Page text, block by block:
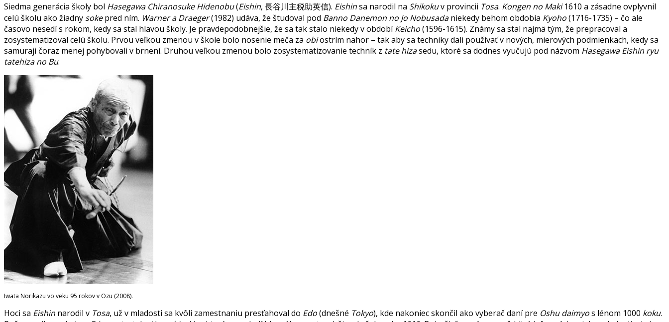
Siedma generácia školy bol Hasegawa Chiranosuke Hidenobu(Eishin, 長谷川主税助英信). Eishinsa narodil na Shikokuv provincii Tosa. Kongen no Maki1610 a zásadne ovplyvnil
celú školu ako žiadny sokepred ním. Warner a Draeger(1982) udáva, že študoval pod Banno Danemon no Jo Nobusadaniekedy behom obdobia Kyoho(1716-1735) – čo ale
časovo nesedí s rokom, kedy sa stal hlavou školy. Je pravdepodobnejšie, že sa tak stalo niekedy v obdobíKeicho(1596-1615). Známy sa stal najmä tým, že prepracoval a
zosystematizoval celú školu. Prvou veľkou zmenou v škole bolo nosenie meča za obiostrím nahor – tak aby sa techniky dali používať v nových, mierových podmienkach, kedy sa
samuraji čoraz menej pohybovali v brnení. Druhou veľkou zmenou bolo zosystematizovanie techník z tate hizasedu, ktoré sa dodnes vyučujú pod názvom Hasegawa Eishin ryu
tatehiza no Bu.
Iwata Norikazu vo veku 95 rokov v Ozu (2008).
Hoci sa Eishin narodil v Tosa, už v mladosti sa kvôli zamestnaniu presťahoval do Edo(dnešné Tokyo), kde nakoniec skončil ako vyberač daní pre Oshu daimyos lénom 1000 koku.